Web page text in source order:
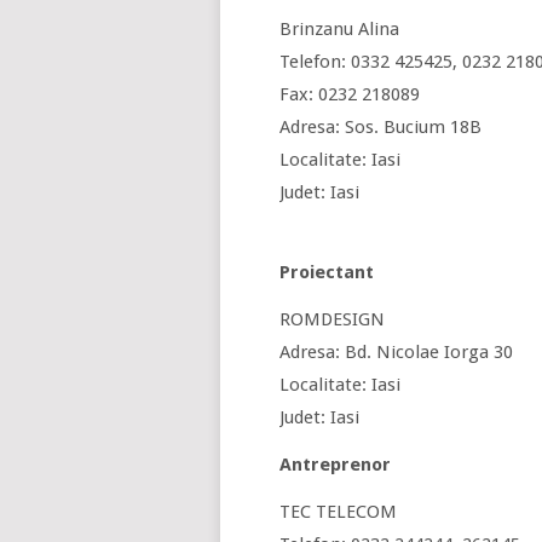
Brinzanu Alina
Telefon: 0332 425425, 0232
Fax: 0232 218089
Adresa: Sos. Bucium 18B
Localitate: Iasi
Judet: Iasi
Proiectant
ROMDESIGN
Adresa: Bd. Nicolae Iorga 30
Localitate: Iasi
Judet: Iasi
Antreprenor
TEC TELECOM